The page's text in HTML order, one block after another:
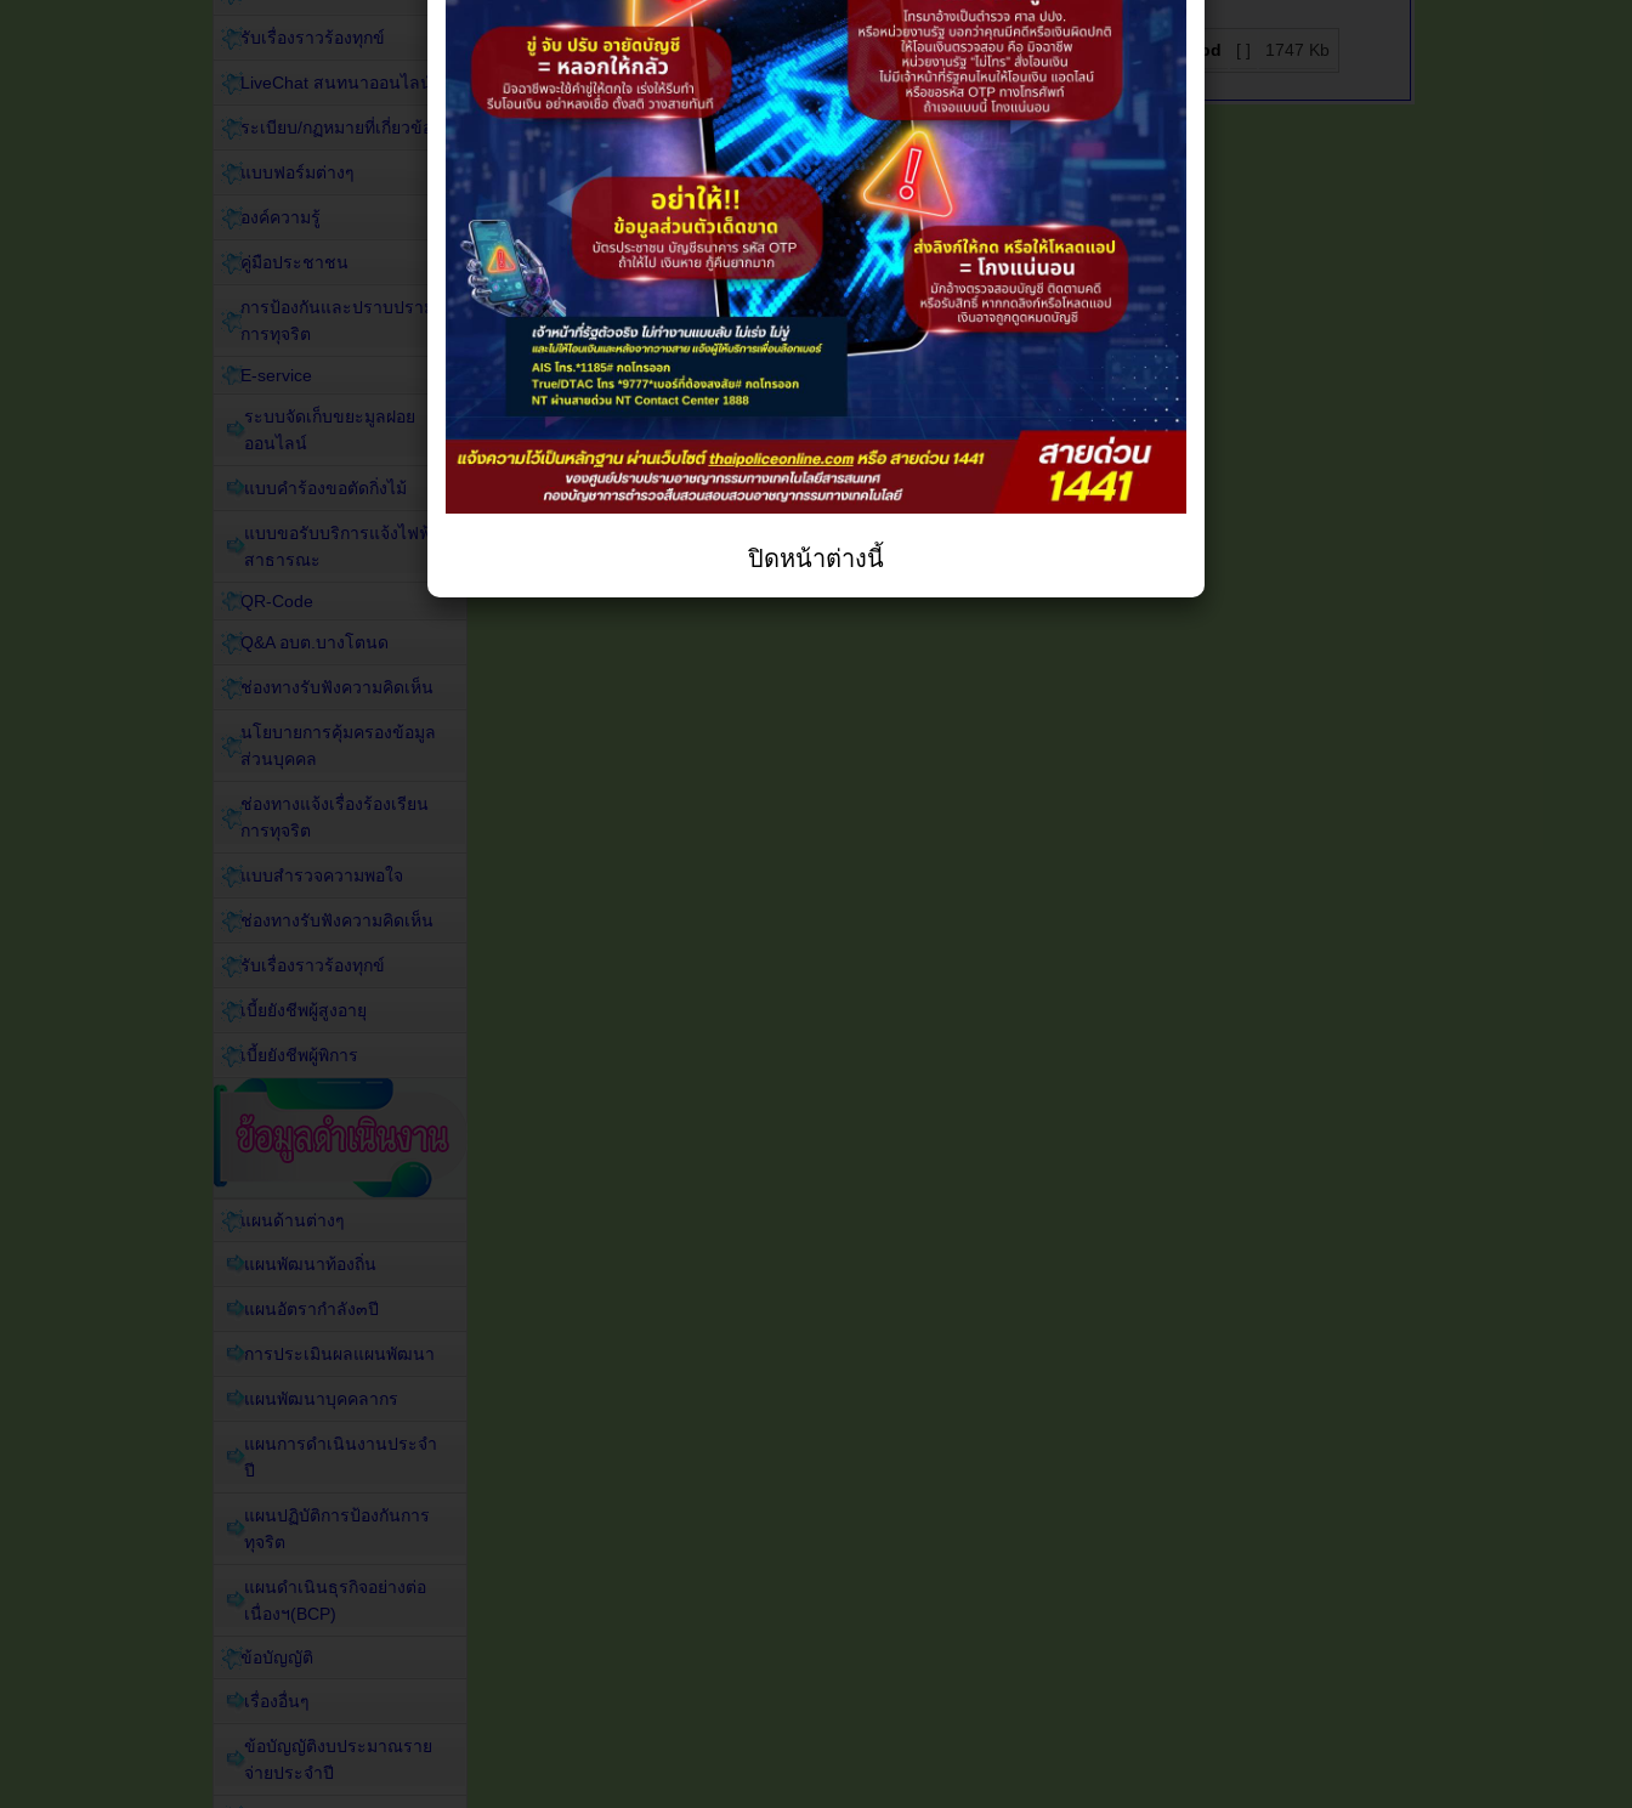
Attachments:
รายงานผลการคัดเลือกพนักงานส่วนตำบลฯ เป็นบุคคลต้นแบบ ประจำปีงบประมาณ พ.ศ. 2568.pd [ ] 1747 Kb
รับเรื่องราวร้องทุกข์
LiveChat สนทนาออนไลน์
ระเบียบ/กฏหมายที่เกี่ยวข้อง
แบบฟอร์มต่างๆ
องค์ความรู้
คู่มือประชาชน
การป้องกันและปราบปราม
การทุจริต
E-service
ระบบจัดเก็บขยะมูลฝอย
ออนไลน์
แบบคำร้องขอตัดกิ่งไม้
แบบขอรับบริการแจ้งไฟฟ้า
สาธารณะ
QR-Code
Q&A อบต.บางโตนด
ช่องทางรับฟังความคิดเห็น
นโยบายการคุ้มครองข้อมูล
ส่วนบุคคล
ช่องทางแจ้งเรื่องร้องเรียน
การทุจริต
แบบสำรวจความพอใจ
ช่องทางรับฟังความคิดเห็น
รับเรื่องราวร้องทุกข์
เบี้ยยังชีพผู้สูงอายุ
เบี้ยยังชีพผู้พิการ
แผนด้านต่างๆ
แผนพัฒนาท้องถิ่น
แผนอัตรากำลัง๓ปี
การประเมินผลแผนพัฒนา
แผนพัฒนาบุคคลากร
แผนการดำเนินงานประจำ
ปี
แผนปฏิบัติการป้องกันการ
ทุจริต
แผนดำเนินธุรกิจอย่างต่อ
เนื่องฯ(BCP)
ข้อบัญญัติ
เรื่องอื่นๆ
ข้อบัญญัติงบประมาณราย
จ่ายประจำปี
ปิดหน้าต่างนี้